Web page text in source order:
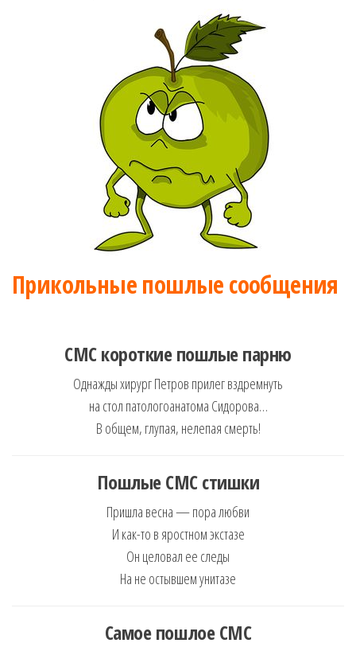
Песни. Самые
Красивые,
Приятные
пожелания на
каждый день и
безумно
эротичные
сообщения!
Прикольные пошлые сообщения
СМС короткие пошлые парню
Однажды хирург Петров прилег вздремнуть
на стол патологоанатома Сидорова…
В общем, глупая, нелепая смерть!
Пошлые СМС стишки
Пришла весна — пора любви
И как-то в яростном экстазе
Он целовал ее следы
На не остывшем унитазе
Самоепошлое СМС